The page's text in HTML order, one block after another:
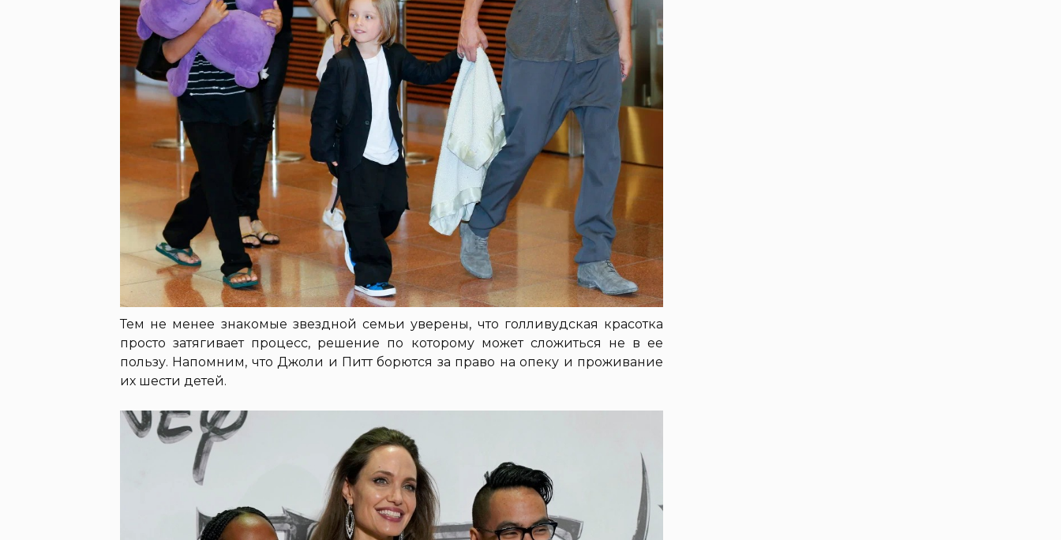
Тем не менее знакомые звездной семьи уверены, что голливудская красотка
просто затягивает процесс, решение по которому может сложиться не в ее
пользу. Напомним, что Джоли и Питт борются за право на опеку и проживание
их шести детей.